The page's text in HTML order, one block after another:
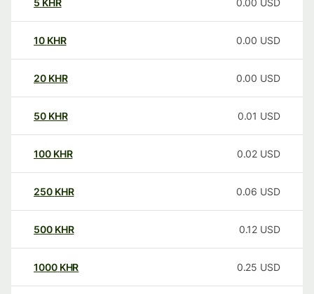
5 KHR 0.00 USD
10 KHR 0.00 USD
20 KHR 0.00 USD
50 KHR 0.01 USD
100 KHR 0.02 USD
250 KHR 0.06 USD
500 KHR 0.12 USD
1000 KHR 0.25 USD